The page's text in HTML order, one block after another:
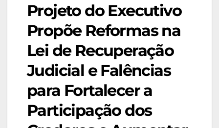
Projeto do Executivo
Propõe Reformas na
Lei de Recuperação
Judicial e Falências
para Fortalecer a
Participação dos